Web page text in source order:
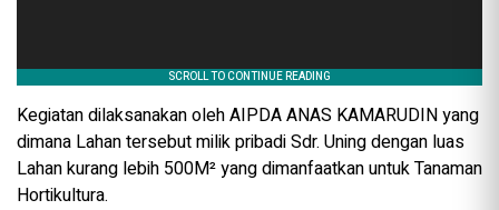
Kegiatan dilaksanakan oleh AIPDA ANAS KAMARUDIN yang
dimana Lahan tersebut milik pribadi Sdr. Uning dengan luas
Lahan kurang lebih 500M² yang dimanfaatkan untuk Tanaman
Hortikultura.